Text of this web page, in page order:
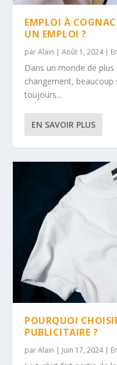
EMPLOI À
UN EMPLOI ?
parAlain |Août 1, 2024|
Dans un monde de
changement, beaucoup
toujours...
EN SAVOIR PLUS
POURQUOI
PUBLICITAIRE ?
parAlain | Juin 17, 2024|